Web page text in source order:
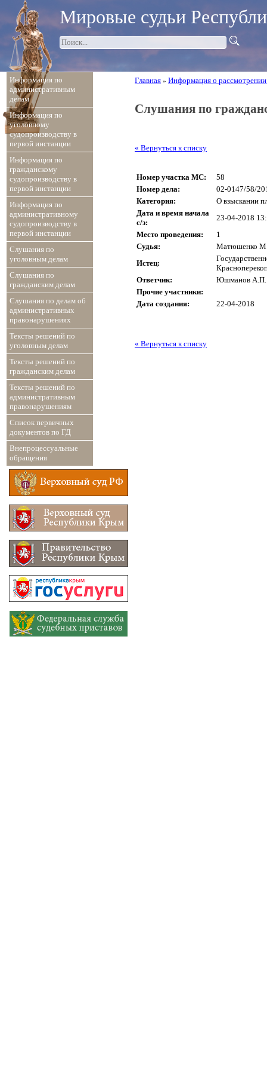
Информация по
административным
делам
Информация по
уголовному
судопроизводству в
первой инстанции
Информация по
гражданскому
судопроизводству в
первой инстанции
Информация по
административному
судопроизводству в
первой инстанции
Слушания по
уголовным делам
Слушания по
гражданским делам
Слушания по делам об
административных
правонарушениях
Тексты решений по
уголовным делам
Тексты решений по
гражданским делам
Тексты решений по
административным
правонарушениям
Список первичных
документов по ГД
Внепроцессуальные
обращения
Мировые судьи
Главная » Информация о рассмотрении
Слушания по
« Вернуться к списку
Номер участка МС:
58
Номер дела:
02-0147/58/
Категория:
О взыскании
Дата и время начала
с/з:
23-04-2018
Место проведения:
1
Судья:
Матюшенко
Истец:
Ответчик:
Юшманов А.П.
Прочие участники:
Дата создания:
22-04-2018
« Вернуться к списку